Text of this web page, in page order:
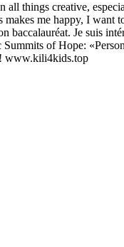
things creative,
me happy, I want
Je suis
of Hope:
www.kili4kids.top